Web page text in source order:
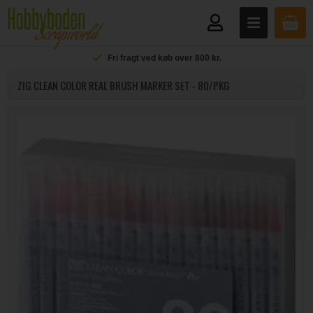
Fri fragt ved køb over 800 kr.
ZIG CLEAN COLOR REAL BRUSH MARKER SET - 80/PKG